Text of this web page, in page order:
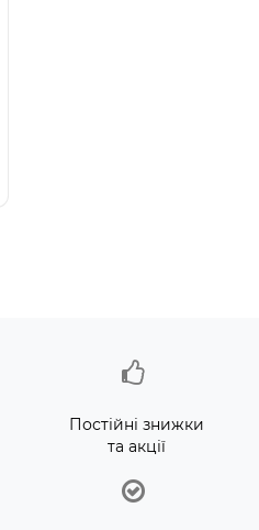
Постійні знижки
та акції